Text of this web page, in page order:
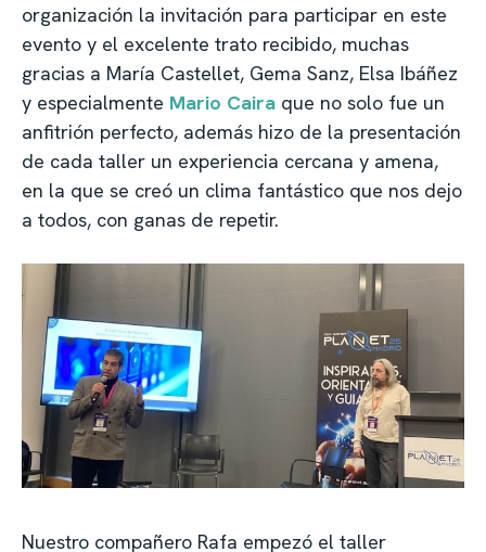
organización la invitación para participar en este
evento y el excelente trato recibido, muchas
gracias a María Castellet, Gema Sanz, Elsa Ibáñez
y especialmente Mario Caira que no solo fue un
anfitrión perfecto, además hizo de la presentación
de cada taller un experiencia cercana y amena,
en la que se creó un clima fantástico que nos dejo
a todos, con ganas de repetir.
Nuestro compañero Rafa empezó el taller